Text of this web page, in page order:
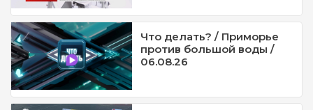
Что делать? / Приморье
против большой воды /
06.08.26